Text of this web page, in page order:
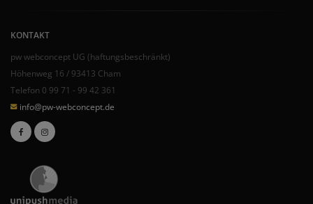
KONTAKT
pw webconcept UG (haftungsbeschränkt)
Höhenweg 16 / 93413 Cham
Telefon 0 99 71 - 99 42 361
info@pw-webconcept.de